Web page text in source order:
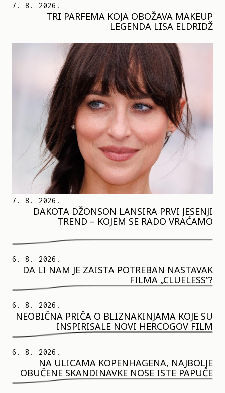
7. 8. 2026.
TRI PARFEMA KOJA OBOŽAVA MAKEUP
LEGENDA LISA ELDRIDŽ
7. 8. 2026.
DAKOTA DŽONSON LANSIRA PRVI JESENJI
TREND – KOJEM SE RADO VRAĆAMO
6. 8. 2026.
DA LI NAM JE ZAISTA POTREBAN NASTAVAK
FILMA „CLUELESS”?
6. 8. 2026.
NEOBIČNA PRIČA O BLIZNAKINJAMA KOJE SU
INSPIRISALE NOVI HERCOGOV FILM
6. 8. 2026.
NA ULICAMA KOPENHAGENA, NAJBOLJE
OBUČENE SKANDINAVKE NOSE ISTE PAPUČE